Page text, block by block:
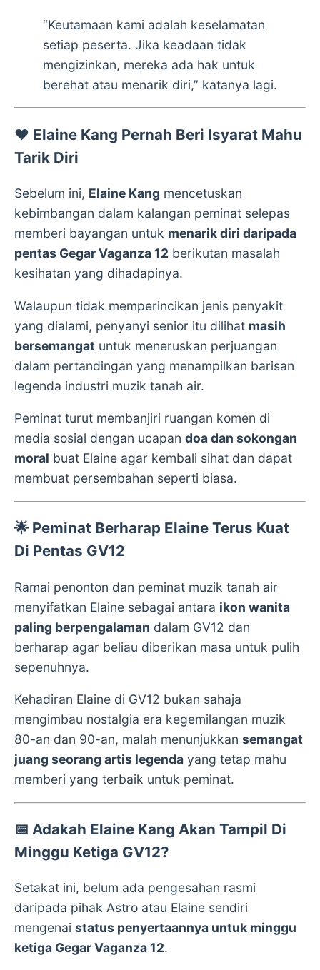
“Keutamaan kami adalah keselamatan
setiap peserta. Jika keadaan tidak
mengizinkan, mereka ada hak untuk
berehat atau menarik diri,” katanya lagi.
❤️ Elaine Kang Pernah Beri Isyarat Mahu
Tarik Diri
Sebelum ini, Elaine Kang mencetuskan
kebimbangan dalam kalangan peminat selepas
memberi bayangan untuk menarik diri daripada
pentas Gegar Vaganza 12 berikutan masalah
kesihatan yang dihadapinya.
Walaupun tidak memperincikan jenis penyakit
yang dialami, penyanyi senior itu dilihat masih
bersemangat untuk meneruskan perjuangan
dalam pertandingan yang menampilkan barisan
legenda industri muzik tanah air.
Peminat turut membanjiri ruangan komen di
media sosial dengan ucapan doa dan sokongan
moral buat Elaine agar kembali sihat dan dapat
membuat persembahan seperti biasa.
🌟 Peminat Berharap Elaine Terus Kuat
Di Pentas GV12
Ramai penonton dan peminat muzik tanah air
menyifatkan Elaine sebagai antara ikon wanita
paling berpengalaman dalam GV12 dan
berharap agar beliau diberikan masa untuk pulih
sepenuhnya.
Kehadiran Elaine di GV12 bukan sahaja
mengimbau nostalgia era kegemilangan muzik
80-an dan 90-an, malah menunjukkan semangat
juang seorang artis legenda yang tetap mahu
memberi yang terbaik untuk peminat.
📅 Adakah Elaine Kang Akan Tampil Di
Minggu Ketiga GV12?
Setakat ini, belum ada pengesahan rasmi
daripada pihak Astro atau Elaine sendiri
mengenai status penyertaannya untuk minggu
ketiga Gegar Vaganza 12.